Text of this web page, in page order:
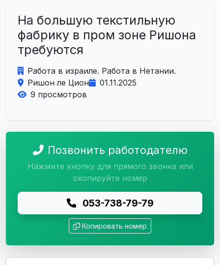
На большую текстильную
фабрику в пром зоне Ришона
требуются
Работа в израиле. Работа в Нетании.
Ришон ле Цион
01.11.2025
9 просмотров
Позвонить работодателю
Нажмите кнопку для прямого звонка или
скопируйте номер
053-738-79-79
Копировать номер